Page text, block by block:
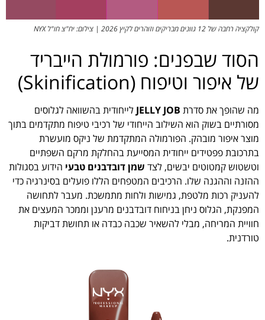
קולקציה רחבה של 12 גוונים מבריקים וזוהרים לקיץ 2026 | צילום: יח"צ חו"ל NYX
הסוד שבפנים: פורמולת הייבריד
של איפור וטיפוח (Skinification)
מה שהופך את סדרת JELLY JOB לייחודית בהשוואה לגלוסים
מסורתיים בשוק הוא השילוב הייחודי של רכיבי טיפוח מתקדמים בתוך
מוצר איפור מובהק. הפורמולה המתקדמת של ניקס מועשרת
בתרכובת פפטידים ייחודית המסייעת בהחלקת מרקם השפתיים
וטשטוש קמטוטים יבשים, לצד שמן דובדבנים טבעי הידוע בסגולות
ההזנה וההגנה שלו. הרכיבים המטפחים הללו פועלים בסינרגיה כדי
להעניק רכות מלטפת, גמישות ולחות מתמשכת. מעבר לתחושה
המפנקת, הגלוס ניחן בניחוח דובדבנים מרענן וממכר המעצים את
חוויית המריחה, מבלי להשאיר שכבה כבדה או תחושת דביקות
טורדנית.